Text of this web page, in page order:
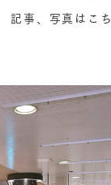
記事、写真はこ